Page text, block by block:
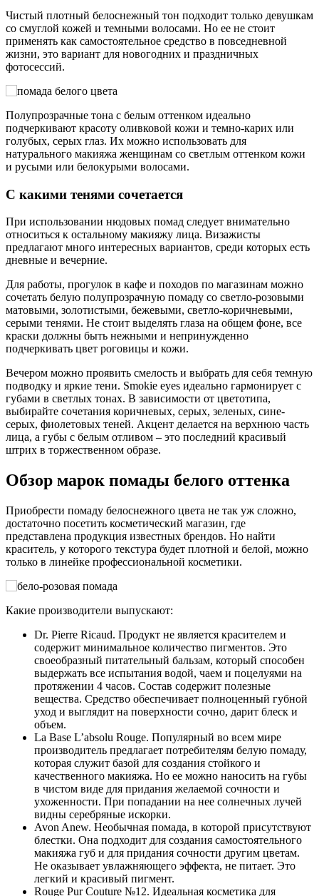
Чистый плотный белоснежный тон подходит только девушкам
со смуглой кожей и темными волосами. Но ее не стоит
применять как самостоятельное средство в повседневной
жизни, это вариант для новогодних и праздничных
фотосессий.
Полупрозрачные тона с белым оттенком идеально
подчеркивают красоту оливковой кожи и темно-карих или
голубых, серых глаз. Их можно использовать для
натурального макияжа женщинам со светлым оттенком кожи
и русыми или белокурыми волосами.
С какими тенями сочетается
При использовании нюдовых помад следует внимательно
относиться к остальному макияжу лица. Визажисты
предлагают много интересных вариантов, среди которых есть
дневные и вечерние.
Для работы, прогулок в кафе и походов по магазинам можно
сочетать белую полупрозрачную помаду со светло-розовыми
матовыми, золотистыми, бежевыми, светло-коричневыми,
серыми тенями. Не стоит выделять глаза на общем фоне, все
краски должны быть нежными и непринужденно
подчеркивать цвет роговицы и кожи.
Вечером можно проявить смелость и выбрать для себя темную
подводку и яркие тени. Smokie eyes идеально гармонирует с
губами в светлых тонах. В зависимости от цветотипа,
выбирайте сочетания коричневых, серых, зеленых, сине-
серых, фиолетовых теней. Акцент делается на верхнюю часть
лица, а губы с белым отливом – это последний красивый
штрих в торжественном образе.
Обзор марок помады белого оттенка
Приобрести помаду белоснежного цвета не так уж сложно,
достаточно посетить косметический магазин, где
представлена продукция известных брендов. Но найти
краситель, у которого текстура будет плотной и белой, можно
только в линейке профессиональной косметики.
Какие производители выпускают:
Dr. Pierre Ricaud. Продукт не является красителем и
содержит минимальное количество пигментов. Это
своеобразный питательный бальзам, который способен
выдержать все испытания водой, чаем и поцелуями на
протяжении 4 часов. Состав содержит полезные
вещества. Средство обеспечивает полноценный губной
уход и выглядит на поверхности сочно, дарит блеск и
объем.
La Base L’absolu Rouge. Популярный во всем мире
производитель предлагает потребителям белую помаду,
которая служит базой для создания стойкого и
качественного макияжа. Но ее можно наносить на губы
в чистом виде для придания желаемой сочности и
ухоженности. При попадании на нее солнечных лучей
видны серебряные искорки.
Avon Anew. Необычная помада, в которой присутствуют
блестки. Она подходит для создания самостоятельного
макияжа губ и для придания сочности другим цветам.
Не оказывает увлажняющего эффекта, не питает. Это
легкий и красивый пигмент.
Rouge Pur Couture №12. Идеальная косметика для